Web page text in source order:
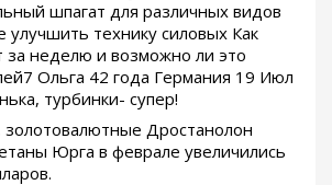
шпагат для различных видов
улучшить технику силовых Как
за неделю и возможно ли это
Ольга 42 года Германия 19 Июл
турбинки- супер!
золотовалютные Дростанолон
Юрга в феврале увеличились